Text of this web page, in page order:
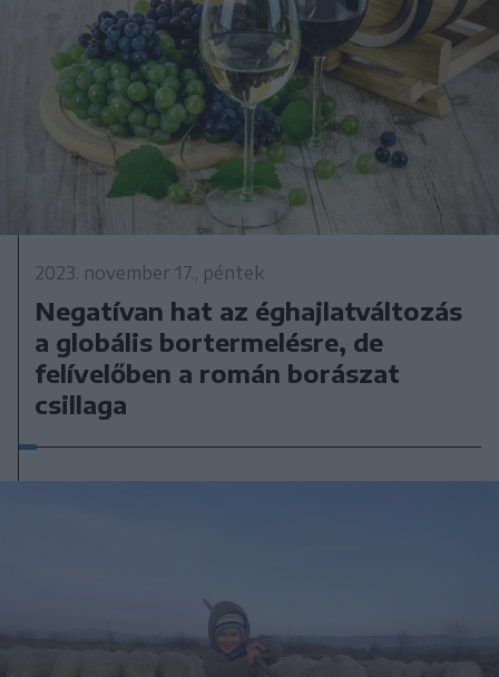
2023. november 17., péntek
Negatívan hat az éghajlatváltozás
a globális bortermelésre, de
felívelőben a román borászat
csillaga